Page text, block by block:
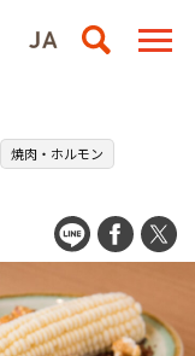
焼肉・ホルモン